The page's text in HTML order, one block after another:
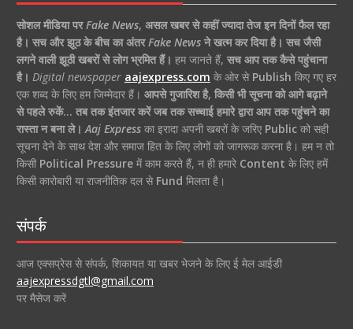
सोशल मीडिया पर Fake News, असल खबर से कहीं ज्यादा तेज इन दिनों फैल रहा
है। सच और झूठ के बीच का अंतर Fake Newsने खत्म कर दिया है। सच जैसी
लगने वाली झूठी खबरों से लोग भ्रमित हैं। हम जानते हैं, सच आप तक कैसे पहुंचाना
है। Digital newspaper aajexpress.com के ओर से Publish किए गए हर
एक शब्द के लिए हम जिम्मेदार हैं। आपसे गुजारिश है, किसी भी सूचना को आगे बढ़ाने
से पहले रुकें… तब तक इंतजार करें जब तक सच्चाई हमारे द्वारा आप तक पहुंचने का
रास्ता न बना ले। Aaj Expressका इरादा अपनी खबरों के जरिए Publicको सही
सूचना देने के साथ देश और समाज हित के लिए लोगों को जागरूक करना है। हम न तो
किसी Political Pressureमें काम करते हैं, न ही हमारे Content के लिए हमें
किसी कारोबारी या राजनीतिक दल से Fund मिलता है।
संपर्क
आज एक्सप्रेस से संपर्क, शिकायत या खबर भेजने के लिए ई मेल आईडी
aajexpressdgtl@gmail.com
पर मैसेज करें